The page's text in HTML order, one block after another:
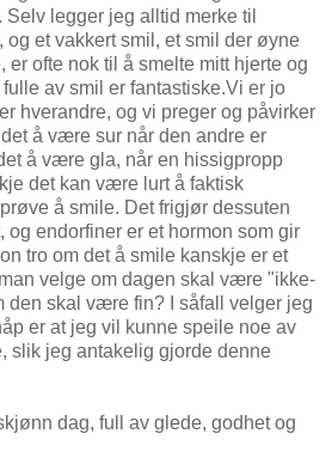
legger jeg alltid merke til
og et vakkert smil, et smil der øyne
er ofte nok til å smelte mitt hjerte og
av smil er fantastiske.Vi er jo
hverandre, og vi preger og påvirker
å være sur når den andre er
å være gla, når en hissigpropp
det kan være lurt å faktisk
å smile. Det frigjør dessuten
og endorfiner er et hormon som gir
tro om det å smile kanskje er et
velge om dagen skal være "ikke-
den skal være fin? I såfall velger jeg
er at jeg vil kunne speile noe av
slik jeg antakelig gjorde denne
dag, full av glede, godhet og